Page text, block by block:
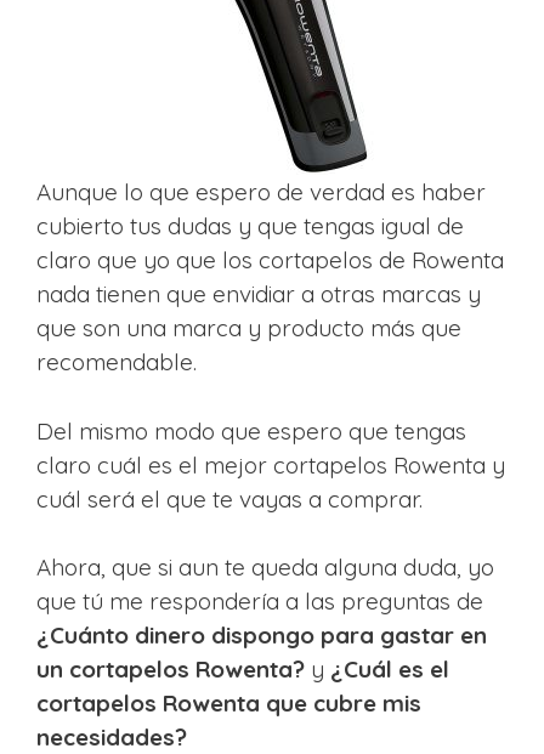
Aunque lo que espero de verdad es haber
cubierto tus dudas y que tengas igual de
claro que yo que los cortapelos de Rowenta
nada tienen que envidiar a otras marcas y
que son una marca y producto más que
recomendable.
Del mismo modo que espero que tengas
claro cuál es el mejor cortapelos Rowenta y
cuál será el que te vayas a comprar.
Ahora, que si aun te queda alguna duda, yo
que tú me respondería a las preguntas de
¿Cuánto dinero dispongo para gastar en
un cortapelos Rowenta? y ¿Cuál es el
cortapelos Rowenta que cubre mis
necesidades?